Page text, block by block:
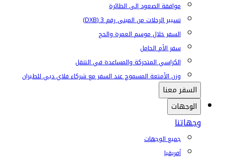
موافقة الصعود إلى الطائرة
تسيير الرحلات من المبنى رقم 3 (DXB)
السفر خلال موسم العمرة والحج
سفر الأم الحامل
الكراسي المتحركة والمساعدة في التنقل
وزن الأمتعة المسموح عند السفر مع شركاء فلاي دبي للطيران
السفر معنا
الوجهات
وجهاتنا
جميع الوجهات
أفريقيا